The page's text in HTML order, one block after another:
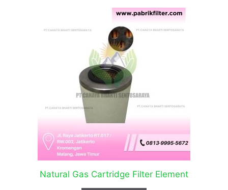
Natural Gas Cartridge Filter Element